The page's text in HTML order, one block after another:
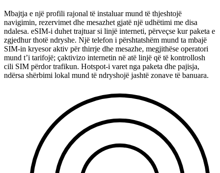
Mbajtja e një profili rajonal të instaluar mund të thjeshtojë
navigimin, rezervimet dhe mesazhet gjatë një udhëtimi me disa
ndalesa. eSIM-i duhet trajtuar si linjë interneti, përveçse kur paketa e
zgjedhur thotë ndryshe. Një telefon i përshtatshëm mund ta mbajë
SIM-in kryesor aktiv për thirrje dhe mesazhe, megjithëse operatori
mund t’i tarifojë; çaktivizo internetin në atë linjë që të kontrollosh
cili SIM përdor trafikun. Hotspot-i varet nga paketa dhe pajisja,
ndërsa shërbimi lokal mund të ndryshojë jashtë zonave të banuara.